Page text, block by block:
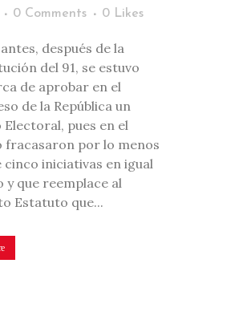
0 Comments 0 Likes
después de la
del 91, se estuvo
de aprobar en el
de la República un
Electoral, pues en el
fracasaron por lo menos
cinco iniciativas en igual
y que reemplace al
Estatuto que...